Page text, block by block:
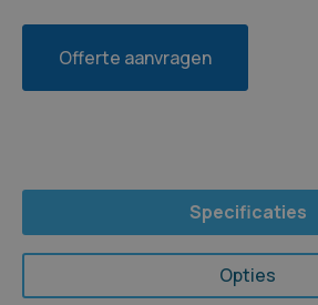
Offerte aanvragen
Specificaties
Opties